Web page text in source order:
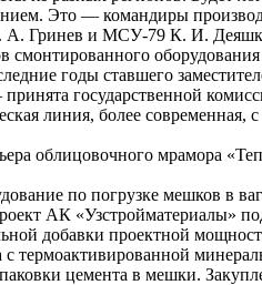
Это — командиры
и МСУ-79 К. И.
смонтированного
годы ставшего
государственной
линия, более
облицовочного мрамора
по погрузке мешков
АК «Узстройматериалы»
добавки проектной
термоактивированной
цемента в мешки.